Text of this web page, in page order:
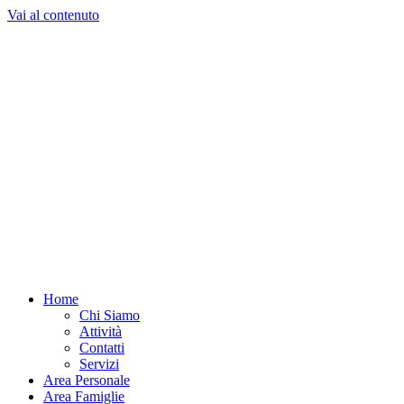
Vai al contenuto
Home
Chi Siamo
Attività
Contatti
Servizi
Area Personale
Area Famiglie